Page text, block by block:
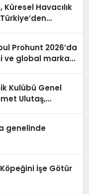
Havacılık
Prohunt 2026’da
ve global marka
Kulübü Genel
Ulutaş,
genelinde
İşe Götür